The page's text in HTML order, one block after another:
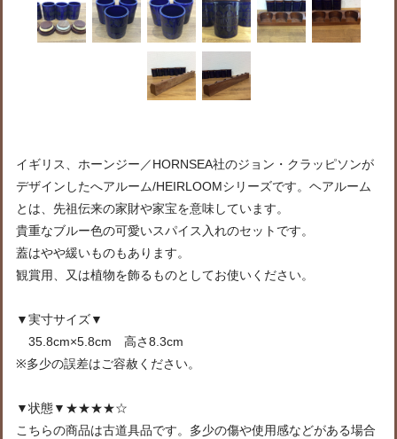
イギリス、ホーンジー／HORNSEA社のジョン・クラッピソンが
デザインしたへアルーム/HEIRLOOMシリーズです。ヘアルーム
とは、先祖伝来の家財や家宝を意味しています。
貴重なブルー色の可愛いスパイス入れのセットです。
蓋はやや緩いものもあります。
観賞用、又は植物を飾るものとしてお使いください。
▼実寸サイズ▼
35.8cm×5.8cm 高さ8.3cm
※多少の誤差はご容赦ください。
▼状態▼★★★★☆
こちらの商品は古道具品です。多少の傷や使用感などがある場合